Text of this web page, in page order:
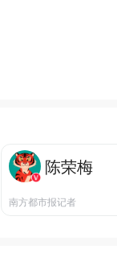
陈荣梅
南方都市报记者